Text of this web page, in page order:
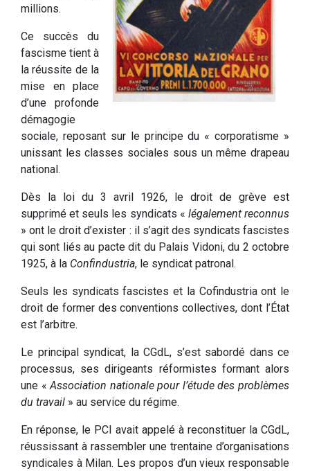
millions.
Ce succès du
fascisme tient à
la réussite de la
mise en place
d’une profonde
démagogie
sociale, reposant sur le principe du « corporatisme »
unissant les classes sociales sous un même drapeau
national.
Dès la loi du 3 avril 1926, le droit de grève est
supprimé et seuls les syndicats « légalement reconnus
» ont le droit d’exister : il s’agit des syndicats fascistes
qui sont liés au pacte dit du Palais Vidoni, du 2 octobre
1925, à la Confindustria, le syndicat patronal.
Seuls les syndicats fascistes et la Cofindustria ont le
droit de former des conventions collectives, dont l’État
est l’arbitre.
Le principal syndicat, la CGdL, s’est sabordé dans ce
processus, ses dirigeants réformistes formant alors
une «Association nationale pour l’étude des problèmes
du travail » au service du régime.
En réponse, le PCI avait appelé à reconstituer la CGdL,
réussissant à rassembler une trentaine d’organisations
syndicales à Milan. Les propos d’un vieux responsable